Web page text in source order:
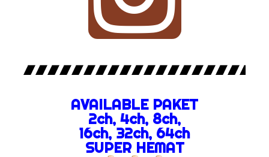
AVAILABLE PAKET
2ch, 4ch, 8ch,
16ch, 32ch, 64ch
SUPER HEMAT